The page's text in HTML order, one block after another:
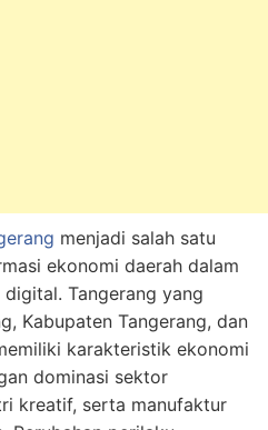
menjadi salah satu
ekonomi daerah dalam
Tangerang yang
Kabupaten Tangerang, dan
karakteristik ekonomi
dominasi sektor
kreatif, serta manufaktur